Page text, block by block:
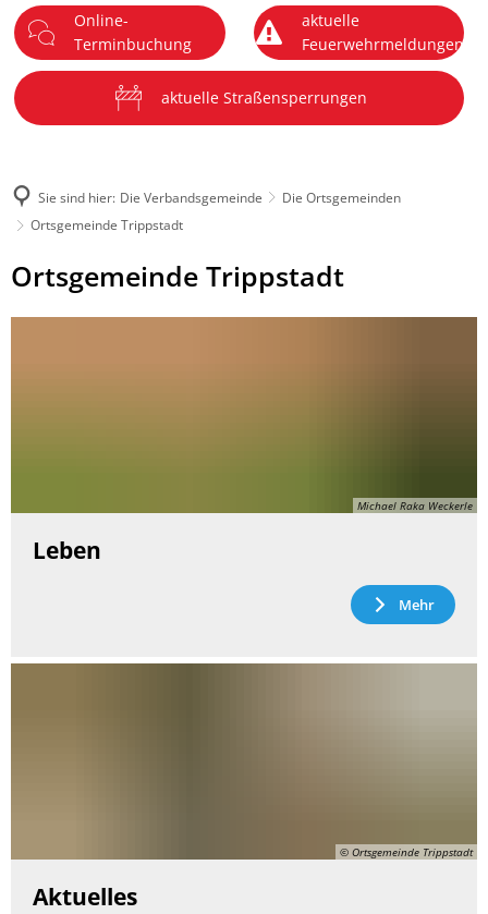
Menü
Online-
Terminbuchung
aktuelle
Feuerwehrmeldungen
aktuelle Straßensperrungen
Sie sind hier: Die Verbandsgemeinde
Die Ortsgemeinden
Ortsgemeinde Trippstadt
Ortsgemeinde
Trippstadt
Ortsgemeinde Trippstadt
Michael Raka Weckerle
Leben
Mehr
© Ortsgemeinde Trippstadt
Aktuelles